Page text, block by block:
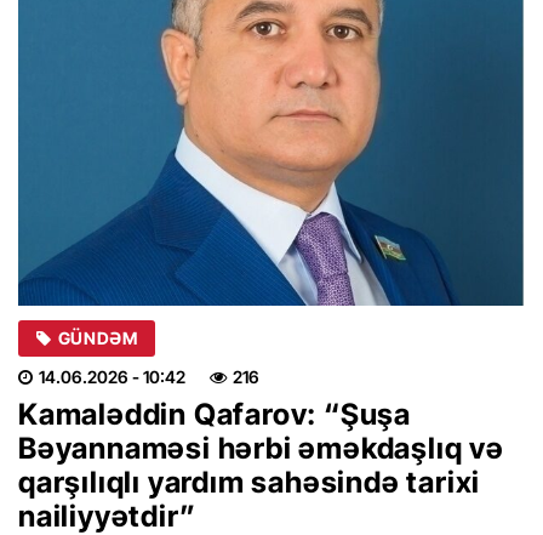
GÜNDƏM
14.06.2026 - 10:42 216
Kamaləddin Qafarov: “Şuşa
Bəyannaməsi hərbi əməkdaşlıq və
qarşılıqlı yardım sahəsində tarixi
nailiyyətdir”